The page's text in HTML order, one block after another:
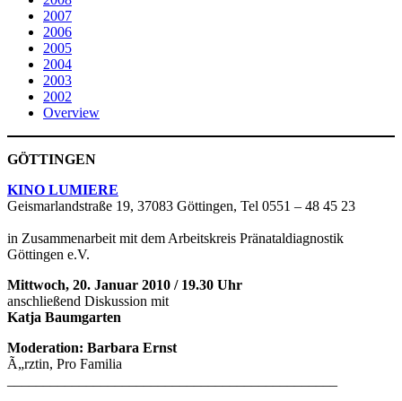
2007
2006
2005
2004
2003
2002
Overview
GÖTTINGEN
KINO LUMIERE
Geismarlandstraße 19, 37083 Göttingen, Tel 0551 – 48 45 23
in Zusammenarbeit mit dem Arbeitskreis Pränataldiagnostik
Göttingen e.V.
Mittwoch, 20. Januar 2010 / 19.30 Uhr
anschließend Diskussion mit
Katja Baumgarten
Moderation: Barbara Ernst
Ã„rztin, Pro Familia